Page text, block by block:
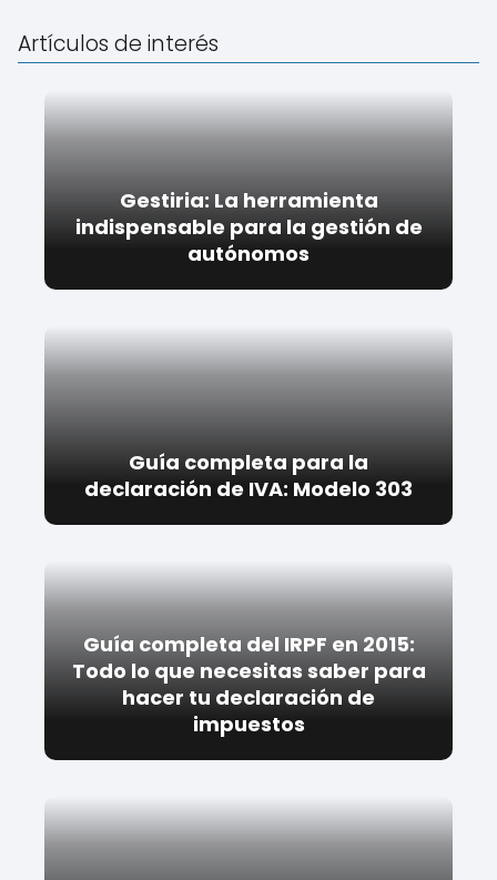
Artículos de interés
Gestiria: La herramienta
indispensable para la gestión de
autónomos
Guía completa para la
declaración de IVA: Modelo 303
Guía completa del IRPF en 2015:
Todo lo que necesitas saber para
hacer tu declaración de
impuestos